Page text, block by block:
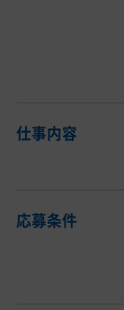
仕事内容
応募条件